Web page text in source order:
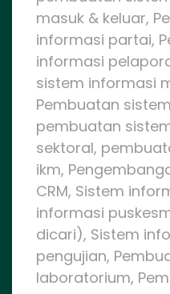
masuk & keluar,
informasi partai,
informasi
sistem informasi
Pembuatan
pembuatan
sektoral,
ikm,
CRM, Sistem
informasi
dicari), Sistem
pengujian,
laboratorium,